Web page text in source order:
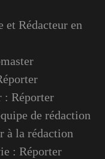
et Rédacteur en
: Réporter
de rédaction
à la rédaction
: Réporter